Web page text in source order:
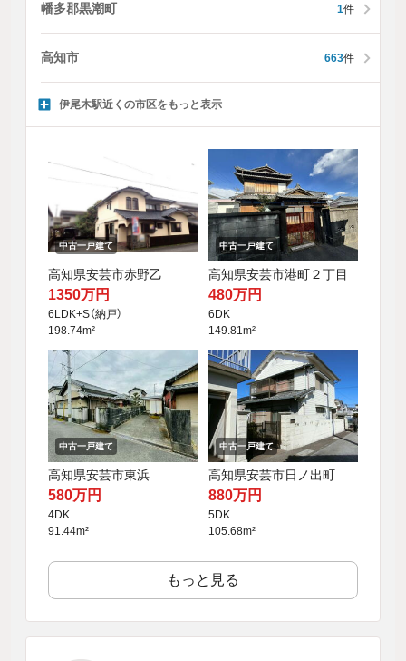
幡多郡黒潮町 1件
高知市 663件
伊尾木駅近くの市区をもっと表示
中古一戸建て
高知県安芸市赤野乙
1350万円
6LDK+S（納戸）
198.74m²
中古一戸建て
高知県安芸市港町２丁目
480万円
6DK
149.81m²
中古一戸建て
高知県安芸市東浜
580万円
4DK
91.44m²
中古一戸建て
高知県安芸市日ノ出町
880万円
5DK
105.68m²
もっと見る